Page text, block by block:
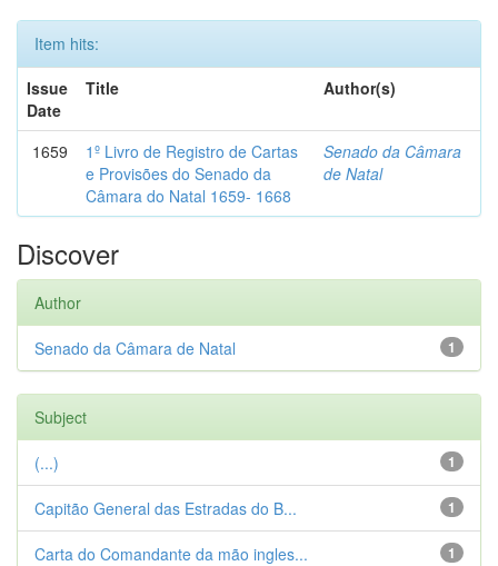
Item hits:
Issue
Date
Title Author(s)
1659
1º Livro de Registro de Cartas
e Provisões do Senado da
Câmara do Natal 1659- 1668
Senado da Câmara
de Natal
Discover
Author
1
Senado da Câmara de Natal
Subject
1
(...)
1
Capitão General das Estradas do B...
1
Carta do Comandante da mão ingles...